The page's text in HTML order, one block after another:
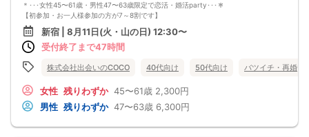
＊･･･女性45〜61歳・男性47〜63歳限定で恋活・婚活party･･･＊
【初参加・お一人様参加の方が7～8割です】
安心してご参加ください♪
お一人様でも気軽に参加できるparty☆
当イベントスタッフが参加者様の立場に立って、最初から最後まで徹底的にサポ
■□完全着席♪MCによる席がえあり！ ドラマのロケ地・結婚式の二次会の有名
嬉しい！お料理はビュッフェ形式ではなく、店員さんがご丁寧にお席までお持ち
いたします！
お店自慢のお料理を召し上がって頂きながら、ゆっくりと交流をお楽しみ頂きた
《ドラマのロケ地で有名な会場で完全着席PARTY》
新宿 | 8月11日(火・山の日) 12:30〜
受付終了まで47時間
株式会社出会いのCOCO 40代向け 50代向け バツイチ・再婚
女性 残りわずか 45〜61歳 2,300円
男性 残りわずか 47〜63歳 6,300円